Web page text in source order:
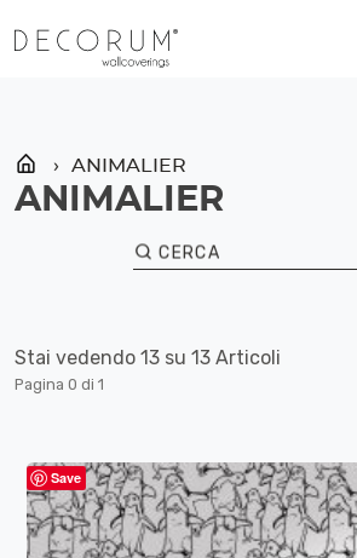
ANIMALIER
ANIMALIER
CERCA
Stai vedendo 13 su 13 Articoli
Pagina 0 di 1
Save